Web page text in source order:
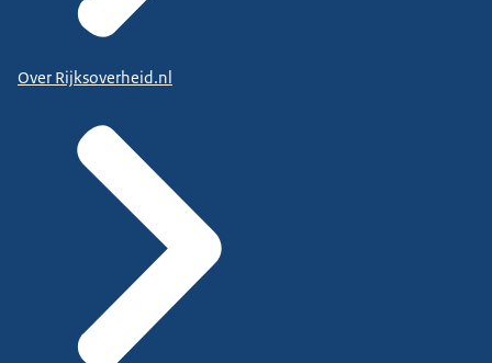
Over Rijksoverheid.nl